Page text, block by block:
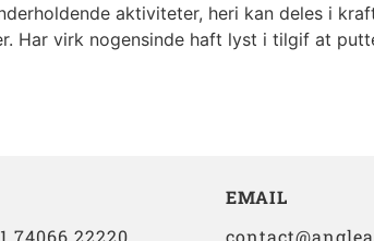
aktiviteter, heri kan deles i
virk nogensinde haft lyst i tilgif at
74066 22220
EMAIL